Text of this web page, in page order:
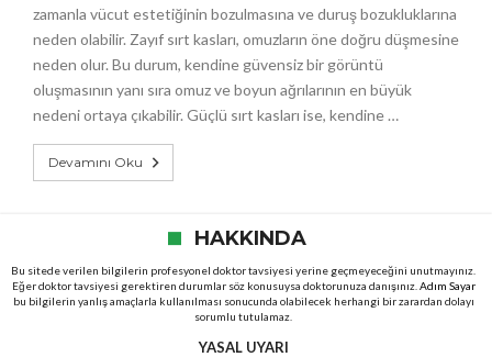
zamanla vücut estetiğinin bozulmasına ve duruş bozukluklarına
neden olabilir. Zayıf sırt kasları, omuzların öne doğru düşmesine
neden olur. Bu durum, kendine güvensiz bir görüntü
oluşmasının yanı sıra omuz ve boyun ağrılarının en büyük
nedeni ortaya çıkabilir. Güçlü sırt kasları ise, kendine …
Devamını Oku
HAKKINDA
Bu sitede verilen bilgilerin profesyonel doktor tavsiyesi yerine geçmeyeceğini unutmayınız.
Eğer doktor tavsiyesi gerektiren durumlar söz konusuysa doktorunuza danışınız. Adım Sayar
bu bilgilerin yanlış amaçlarla kullanılması sonucunda olabilecek herhangi bir zarardan dolayı
sorumlu tutulamaz.
YASAL UYARI